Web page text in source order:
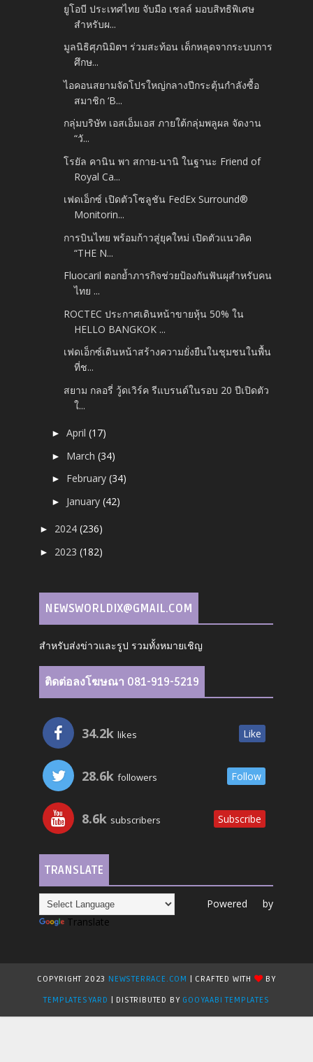
ยูโอบี ประเทศไทย จับมือ เชลล์ มอบสิทธิพิเศษ
สำหรับผ...
มูลนิธิศุภนิมิตฯ ร่วมสะท้อน เด็กหลุดจากระบบการ
ศึกษ...
ไอคอนสยามจัดโปรใหญ่กลางปีกระตุ้นกำลังซื้อ
สมาชิก ‘B...
กลุ่มบริษัท เอสเอ็มเอส ภายใต้กลุ่มพลูผล จัดงาน
“วั...
โรยัล คานิน พา สกาย-นานิ ในฐานะ Friend of
Royal Ca...
เฟดเอ็กซ์ เปิดตัวโซลูชัน FedEx Surround®
Monitorin...
การบินไทย พร้อมก้าวสู่ยุคใหม่ เปิดตัวแนวคิด
“THE N...
Fluocaril ตอกย้ำภารกิจช่วยป้องกันฟันผุสำหรับคน
ไทย ...
ROCTEC ประกาศเดินหน้าขายหุ้น 50% ใน
HELLO BANGKOK ...
เฟดเอ็กซ์เดินหน้าสร้างความยั่งยืนในชุมชนในพื้น
ที่ช...
สยาม กลอรี่ วู้ดเวิร์ค รีแบรนด์ในรอบ 20 ปีเปิดตัว
ใ...
►April(17)
► March(34)
► February(34)
► January(42)
► 2024(236)
► 2023(182)
NEWSWORLDIX@GMAIL.COM
สำหรับส่งข่าวและรูป รวมทั้งหมายเชิญ
ติดต่อลงโฆษณา 081-919-5219
34.2k likes Like
28.6k followers Follow
8.6k subscribers Subscribe
TRANSLATE
Powered by
Translate
COPYRIGHT 2023 NEWSTERRACE.COM | CRAFTED WITH
BY
TEMPLATESYARD | DISTRIBUTED BY GOOYAABI TEMPLATES